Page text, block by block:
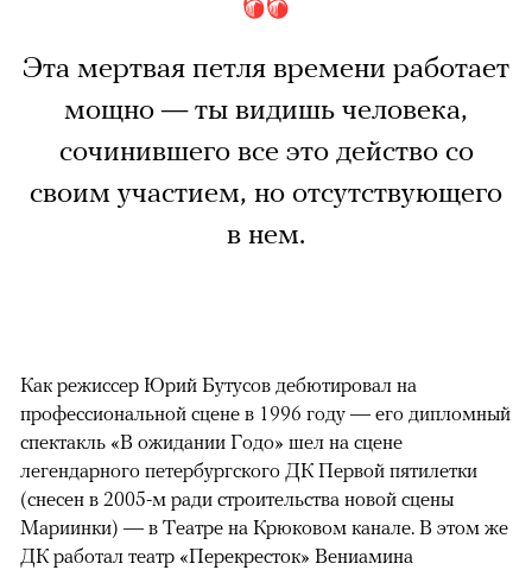
Эта мертвая петля времени работает
мощно — ты видишь человека,
сочинившего все это действо со
своим участием, но отсутствующего
в нем.
Как режиссер Юрий Бутусов дебютировал на
профессиональной сцене в 1996 году — его дипломный
спектакль «В ожидании Годо» шел на сцене
легендарного петербургского ДК Первой пятилетки
(снесен в 2005-м ради строительства новой сцены
Мариинки) — в Театре на Крюковом канале. В этом же
ДК работал театр «Перекресток» Вениамина